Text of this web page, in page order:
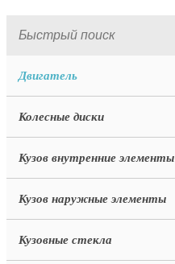
Двигатель
Колесные диски
Кузов внутренние элементы
Кузов наружные элементы
Кузовные стекла